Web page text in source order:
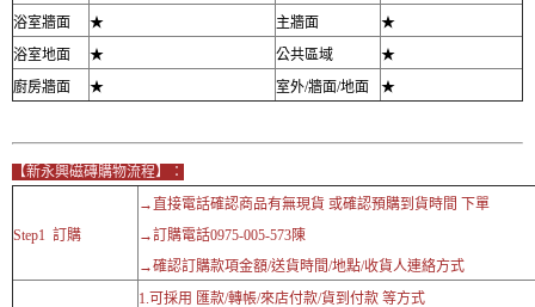
浴室牆面
★ 主牆面
★
浴室地面
★ 公共區域
★
廚房牆面
★ 室外/牆面/地面 ★
【新永興磁磚購物流程】：
Step1 訂購
→直接電話確認商品有無現貨 或確認預購到貨時間 下單
→訂購電話0975-005-573陳
→確認訂購款項金額/送貨時間/地點/收貨人連絡方式
1.可採用 匯款/轉帳/來店付款/貨到付款 等方式